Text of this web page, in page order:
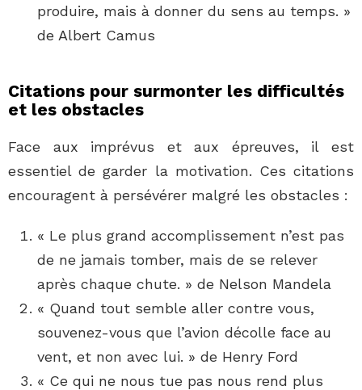
produire, mais à donner du sens au temps. »
de Albert Camus
Citations pour surmonter les difficultés
et les obstacles
Face aux imprévus et aux épreuves, il est
essentiel de garder la motivation. Ces citations
encouragent à persévérer malgré les obstacles :
« Le plus grand accomplissement n’est pas
de ne jamais tomber, mais de se relever
après chaque chute. » de Nelson Mandela
« Quand tout semble aller contre vous,
souvenez-vous que l’avion décolle face au
vent, et non avec lui. » de Henry Ford
« Ce qui ne nous tue pas nous rend plus